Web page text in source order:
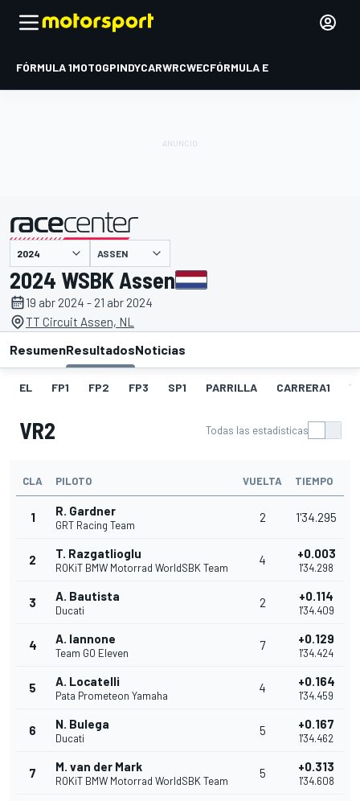
FÓRMULA 1MOTOGPINDYCARWRCWECFÓRMULA E
presentado por ASSEN
2024 WSBK Assen
19 abr 2024 - 21 abr 2024
TT Circuit Assen, NL
ResumenResultadosNoticias
EL FP1 FP2 FP3 SP1 PARRILLA CARRERA1
VR2 Todas las estadísticas
CLA PILOTO VUELTA TIEMPO
1 R. Gardner
GRT Racing Team
2 1'34.295
2 T. Razgatlioglu
ROKiT BMW Motorrad WorldSBK Team
4 +0.003
1'34.298
3 A. Bautista
Ducati
2 +0.114
1'34.409
4 A. Iannone
Team GO Eleven
7 +0.129
1'34.424
5 A. Locatelli
Pata Prometeon Yamaha
4 +0.164
1'34.459
6 N. Bulega
Ducati
5 +0.167
1'34.462
7 M. van der Mark
ROKiT BMW Motorrad WorldSBK Team
5 +0.313
1'34.608